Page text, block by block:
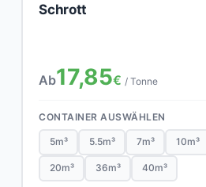
Schrott
Ab17,85€ / Tonne
CONTAINER AUSWÄHLEN
5m³ 5.5m³ 7m³ 10m³
20m³ 36m³ 40m³